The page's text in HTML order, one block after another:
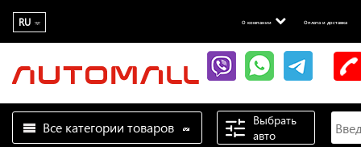
RU О компании Оплата и доставка
Все категории товаров
Выбрать
авто